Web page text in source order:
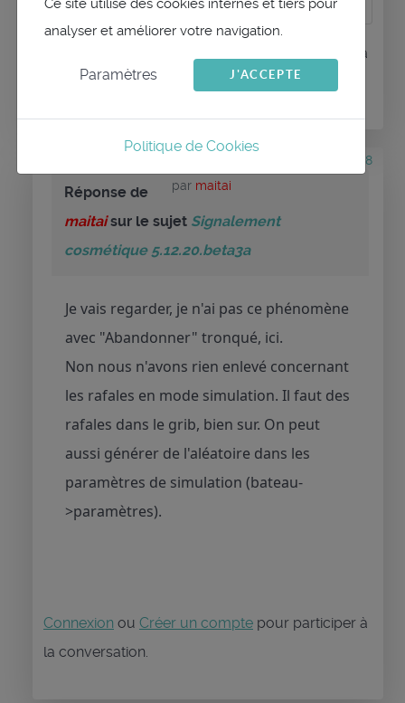
pour participer à
la conversation.
#3438
par maitai
Réponse de
maitaisur le sujet Signalement
cosmétique 5.12.20.beta3a
Je vais regarder, je n'ai pas ce phénomène
avec "Abandonner" tronqué, ici.
Non nous n'avons rien enlevé concernant
les rafales en mode simulation. Il faut des
rafales dans le grib, bien sur. On peut
aussi générer de l'aléatoire dans les
paramètres de simulation (bateau-
>paramètres).
Connexion ou Créer un compte pour participer à
la conversation.
Ce site utilise des cookies internes et tiers pour
analyser et améliorer votre navigation.
Paramètres J'ACCEPTE
Politique de Cookies